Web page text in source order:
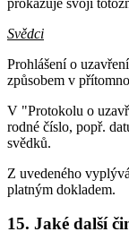
Svědci
Prohlášení o
způsobem v
V "Protokolu o
rodné číslo, popř.
svědků.
Z uvedeného
platným dokladem.
15. Jaké další